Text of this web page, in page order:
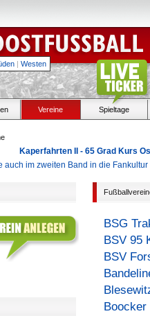
| Westen
Vereine Spieltage
Kaperfahrten II - 65 Grad Kurs
auch im zweiten Band in die
BSG
BSV 95
BSV
Boocker